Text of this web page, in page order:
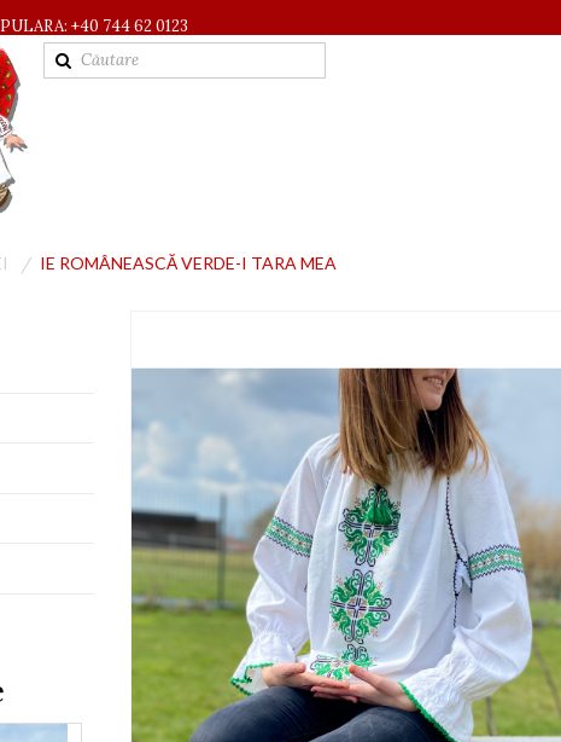
+40 744 62 0123
IE ROMÂNEASCĂ VERDE-I TARA MEA